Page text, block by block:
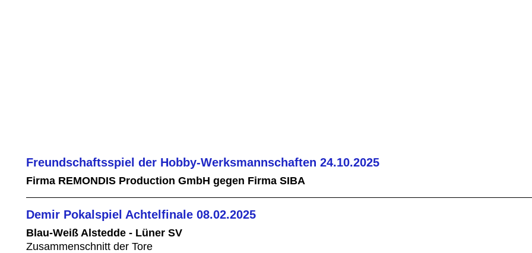
Freundschaftsspiel der Hobby-Werksmannschaften 24.10.2025
Firma REMONDIS Production GmbH gegen Firma SIBA
Demir Pokalspiel Achtelfinale 08.02.2025
Blau-Weiß Alstedde - Lüner SV
Zusammenschnitt der Tore